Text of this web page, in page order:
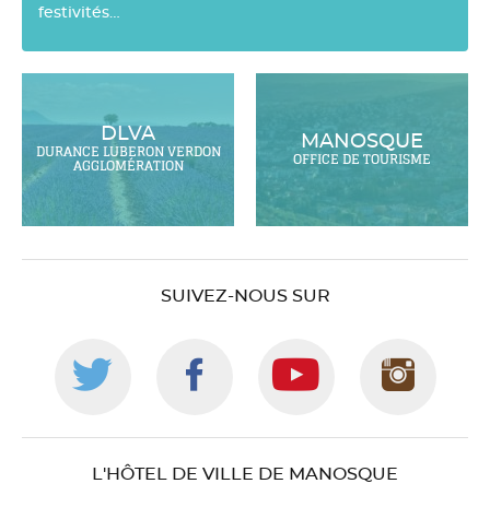
festivités…
DLVA
DURANCE LUBERON VERDON
AGGLOMÉRATION
MANOSQUE
OFFICE DE TOURISME
SUIVEZ-NOUS SUR
Suivez-
nous
Suivez-
nous
Suivez-
nous
L'HÔTEL DE VILLE DE MANOSQUE